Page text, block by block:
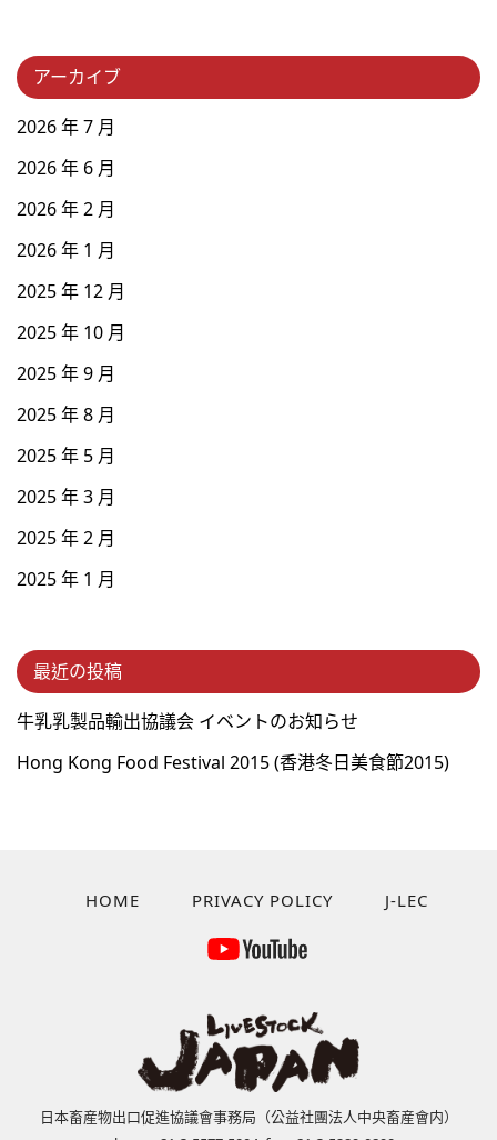
アーカイブ
2026 年 7 月
2026 年 6 月
2026 年 2 月
2026 年 1 月
2025 年 12 月
2025 年 10 月
2025 年 9 月
2025 年 8 月
2025 年 5 月
2025 年 3 月
2025 年 2 月
2025 年 1 月
最近の投稿
牛乳乳製品輸出協議会 イベントのお知らせ
Hong Kong Food Festival 2015 (⾹港冬⽇美⾷節2015)
HOME PRIVACY POLICY J-LEC
日本畜産物出口促進協議會事務局（公益社團法人中央畜産會内）